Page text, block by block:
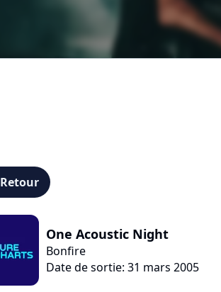
Retour
One Acoustic Night
Bonfire
Date de sortie: 31 mars 2005